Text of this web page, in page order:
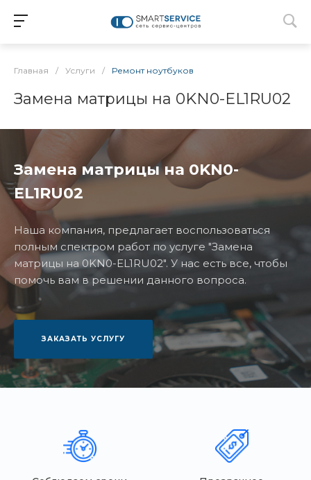
Главная / Услуги / Ремонт ноутбуков
Замена матрицы на 0KN0-EL1RU02
Замена матрицы на 0KN0-
EL1RU02
Наша компания, предлагает воспользоваться
полным спектром работ по услуге "Замена
матрицы на 0KN0-EL1RU02". У нас есть все, чтобы
помочь вам в решении данного вопроса.
ЗАКАЗАТЬ УСЛУГУ